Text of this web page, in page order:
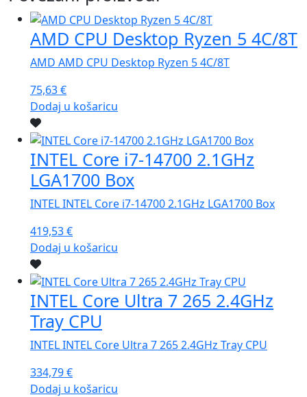
AMD CPU Desktop Ryzen 5 4C/8T
AMD AMD CPU Desktop Ryzen 5 4C/8T
75,63€
Dodaj u košaricu
INTEL Core i7-14700 2.1GHz
LGA1700 Box
INTEL INTEL Core i7-14700 2.1GHz LGA1700 Box
419,53€
Dodaj u košaricu
INTEL Core Ultra 7 265 2.4GHz
Tray CPU
INTEL INTEL Core Ultra 7 265 2.4GHz Tray CPU
334,79€
Dodaj u košaricu